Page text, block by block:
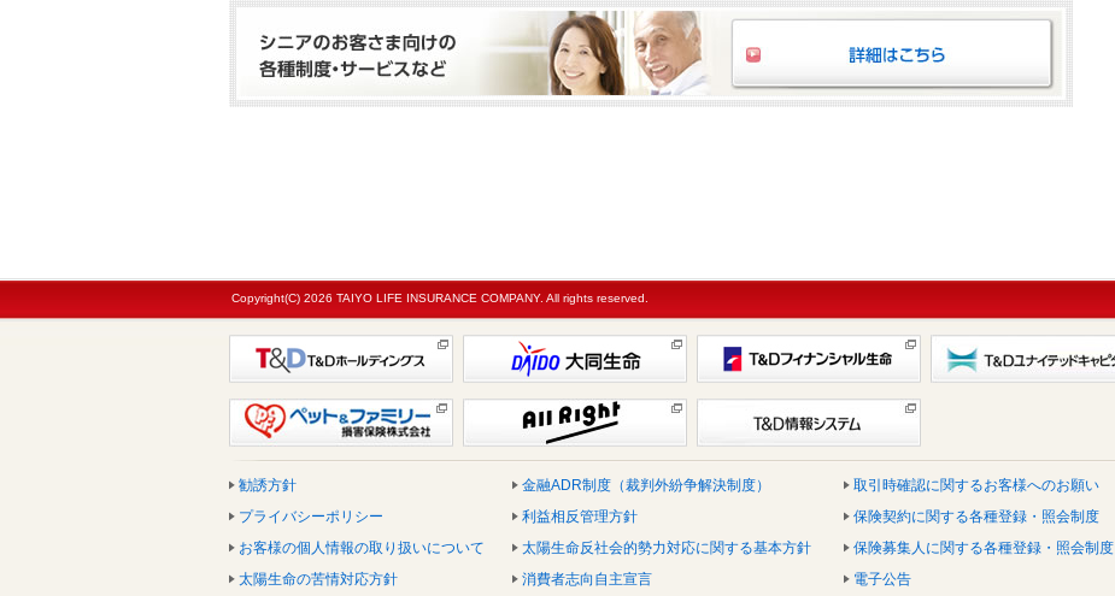
Copyright(C) 2026 TAIYO LIFE INSURANCE COMPANY. All rights reserved.
勧誘方針
プライバシーポリシー
お客様の個人情報の取り扱いについて
太陽生命の苦情対応方針
金融ADR制度（裁判外紛争解決制度）
利益相反管理方針
太陽生命反社会的勢力対応に関する基本方針
消費者志向自主宣言
取引時確認に関するお客様へのお願い
保険契約に関する各種登録・照会制度
保険募集人に関する各種登録・照会制度
電子公告